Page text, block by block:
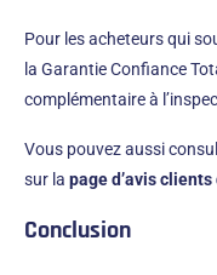
Pour les acheteurs qui
la Garantie Confiance
complémentaire à
Vous pouvez aussi
sur la page d’avis
Conclusion